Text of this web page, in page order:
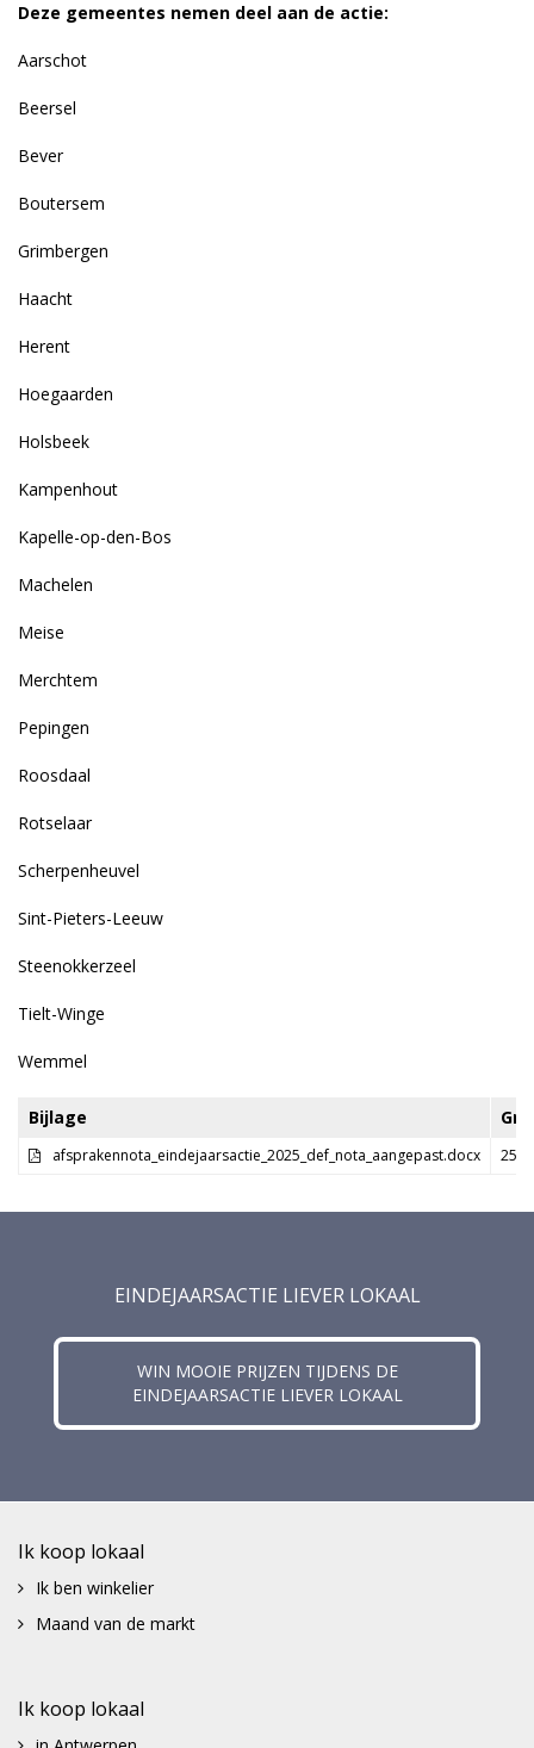
Deze gemeentes nemen deel aan de actie:
Aarschot
Beersel
Bever
Boutersem
Grimbergen
Haacht
Herent
Hoegaarden
Holsbeek
Kampenhout
Kapelle-op-den-Bos
Machelen
Meise
Merchtem
Pepingen
Roosdaal
Rotselaar
Scherpenheuvel
Sint-Pieters-Leeuw
Steenokkerzeel
Tielt-Winge
Wemmel
Bijlage
afsprakennota_eindejaarsactie_2025_def_nota_aangepast.docx 25.5
EINDEJAARSACTIE LIEVER LOKAAL
WIN MOOIE PRIJZEN TIJDENS DE
EINDEJAARSACTIE LIEVER LOKAAL
Ik koop lokaal
Ik ben winkelier
Maand van de markt
Ik koop lokaal